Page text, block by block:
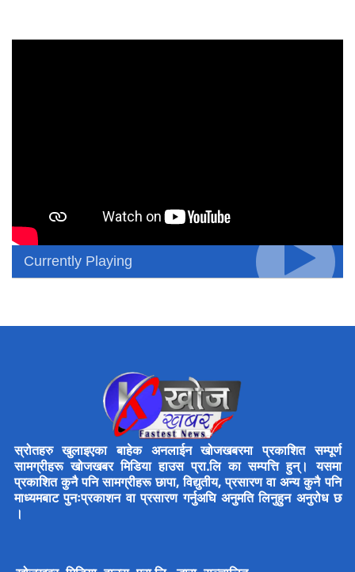
Currently Playing
स्रोतहरु खुलाइएका बाहेक अनलाईन खोजखबरमा प्रकाशित सम्पूर्ण
सामग्रीहरू खोजखबर मिडिया हाउस प्रा.लि का सम्पत्ति हुन्। यसमा
प्रकाशित कुनै पनि सामग्रीहरू छापा, विद्युतीय, प्रसारण वा अन्य कुनै पनि
माध्यमबाट पुनःप्रकाशन वा प्रसारण गर्नुअघि अनुमति लिनुहुन अनुरोध छ
।